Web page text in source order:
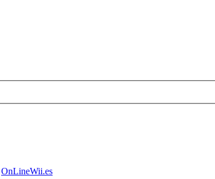
OnLineWii.es